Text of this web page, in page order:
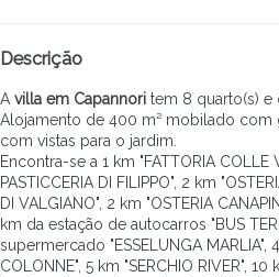
Descrição
A villa em Capannori tem 8 quarto(s) e
Alojamento de 400 m² mobilado com
com vistas para o jardim.
Encontra-se a 1 km "FATTORIA COLLE
PASTICCERIA DI FILIPPO", 2 km
DI VALGIANO", 2 km "OSTERIA
km da estação de autocarros "BUS
supermercado "ESSELUNGA MARLIA",
COLONNE", 5 km "SERCHIO RIVER", 10